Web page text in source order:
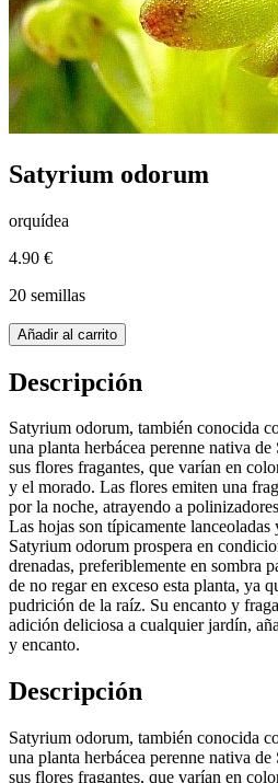
Satyrium odorum
orquídea
4.90 €
20 semillas
Añadir al carrito
Descripción
Satyrium odorum, también conocida
una planta herbácea perenne nativa
sus flores fragantes, que varían en
y el morado. Las flores emiten una
por la noche, atrayendo a
Las hojas son típicamente
Satyrium odorum prospera en
drenadas, preferiblemente en sombra
de no regar en exceso esta planta, ya
pudrición de la raíz. Su encanto y
adición deliciosa a cualquier jardín,
y encanto.
Descripción
Satyrium odorum, también conocida
una planta herbácea perenne nativa
sus flores fragantes, que varían en